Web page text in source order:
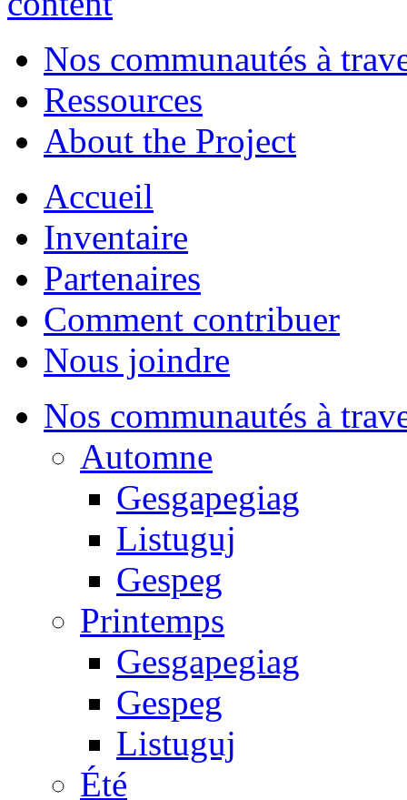
Nos communautés à
Ressources
About the Project
Accueil
Inventaire
Partenaires
Comment contribuer
Nous joindre
Nos communautés à
Automne
Gesgapegiag
Listuguj
Gespeg
Printemps
Gesgapegiag
Gespeg
Listuguj
Été